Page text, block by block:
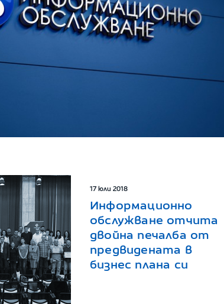
17 юли 2018
Информационно
обслужване отчита
двойна печалба от
предвидената в
бизнес плана си